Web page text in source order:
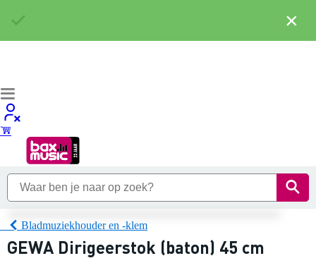
Bladmuziekhouder en -klem
GEWA Dirigeerstok (baton) 45 cm
×